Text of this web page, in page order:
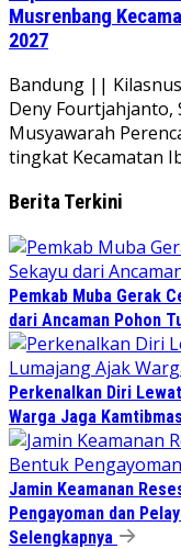
Musrenbang
2027
Bandung ||
Deny Fourtjahjanto,
Musyawarah
tingkat Kecamatan
Berita Terkini
Pemkab Muba Gerak
dari Ancaman Pohon
Perkenalkan Diri
Warga Jaga Kamtibmas
Jamin Keamanan
Pengayoman dan
Selengkapnya